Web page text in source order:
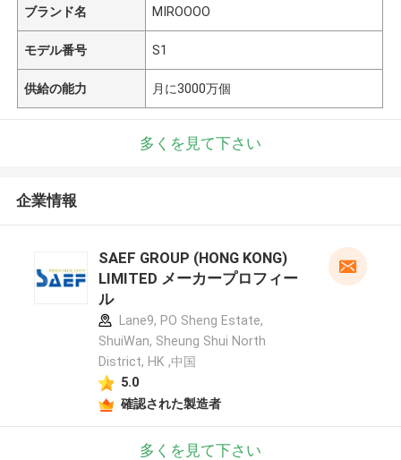
ブランド名 MIROOOO
モデル番号 S1
供給の能力 月に3000万個
多くを見て下さい
企業情報
SAEF GROUP (HONG KONG)
LIMITED メーカープロフィー
ル
Lane9, PO Sheng Estate,
ShuiWan, Sheung Shui North
District, HK ,中国
5.0
確認された製造者
多くを見て下さい